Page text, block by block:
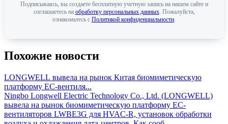
Подписываясь, вы создаете бесплатную учетную запись на нашем сайте и
соглашаетесь на обработку персональных данных. Пожалуйста,
ознакомьтесь с Политикой конфиденциальности.
Похожие новости
LONGWELL вывела на рынок Китая биомиметическую
платформу EC-вентиля...
Ningbo Longwell Electric Technology Co., Ltd. (LONGWELL)
вывела на рынок биомиметическую платформу EC-
вентиляторов LWBE3G для HVAC-R, установок обработки